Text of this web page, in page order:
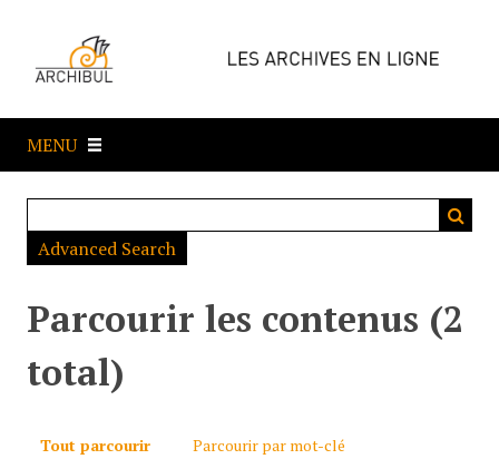
e
a
MENU
Advanced Search
Parcourir les contenus (2
total)
Tout parcourir
Parcourir par mot-clé